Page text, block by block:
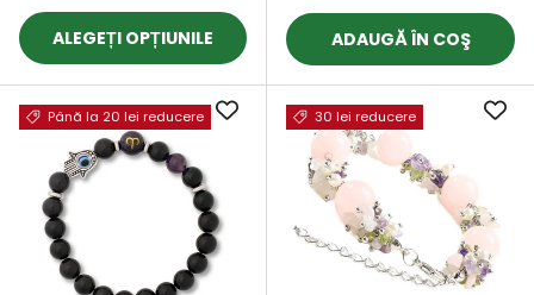
ALEGEȚI OPȚIUNILE
de artizanat
ADAUGĂ ÎN COŞ
Până la 20 lei reducere 30 lei reducere